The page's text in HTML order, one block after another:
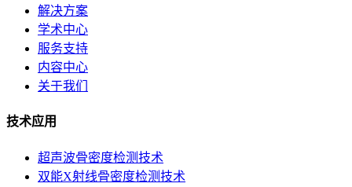
解决方案
学术中心
服务支持
内容中心
关于我们
技术应用
超声波骨密度检测技术
双能X射线骨密度检测技术